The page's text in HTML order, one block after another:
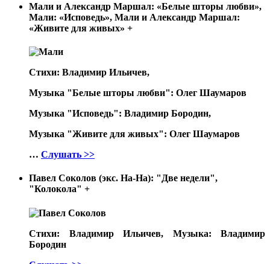
Мали и Александр Маршал: «Белые шторы любви»,
Мали: «Исповедь», Мали и Александр Маршал:
«Живите для живых» +
Стихи: Владимир Ильичев,
Музыка "Белые шторы любви": Олег Шаумаров
Музыка "Исповедь": Владимир Бородин,
Музыка "Живите для живых": Олег Шаумаров
… Слушать >>
Павел Соколов (экс. На-На): "Две недели",
"Колокола" +
Стихи: Владимир Ильичев, Музыка: Владимир
Бородин